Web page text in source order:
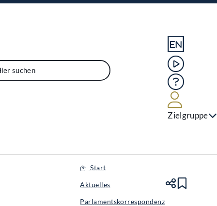
Sprache
Mediathek
Hilfe
Zielgruppe
Start
Aktuelles
Parlamentskorrespondenz